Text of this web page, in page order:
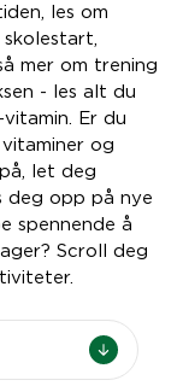
les om
mer om trening
- les alt du
Er du
og
let deg
deg opp på nye
spennende å
Scroll deg